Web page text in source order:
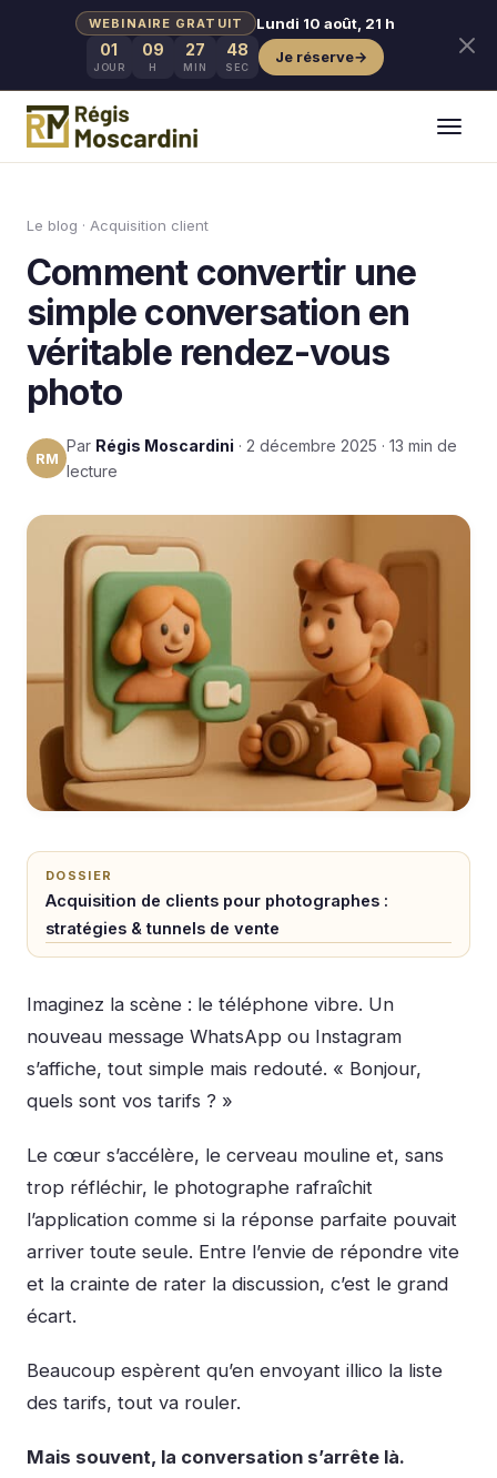
WEBINAIRE GRATUIT Lundi 10 août, 21 h
01
JOUR
09
H
27
MIN
47
SEC
→
Aller au contenu
Le blog · Acquisition client
Comment convertir une
simple conversation en
véritable rendez-vous
photo
RM
Par Régis Moscardini · 2 décembre 2025 · 13 min de
lecture
DOSSIER
Acquisition de clients pour photographes :
stratégies & tunnels de vente
Imaginez la scène : le téléphone vibre. Un
nouveau message WhatsApp ou Instagram
s’affiche, tout simple mais redouté. « Bonjour,
quels sont vos tarifs ? »
Le cœur s’accélère, le cerveau mouline et, sans
trop réfléchir, le photographe rafraîchit
l’application comme si la réponse parfaite pouvait
arriver toute seule. Entre l’envie de répondre vite
et la crainte de rater la discussion, c’est le grand
écart.
Beaucoup espèrent qu’en envoyant illico la liste
des tarifs, tout va rouler.
Mais souvent, la conversation s’arrête là.